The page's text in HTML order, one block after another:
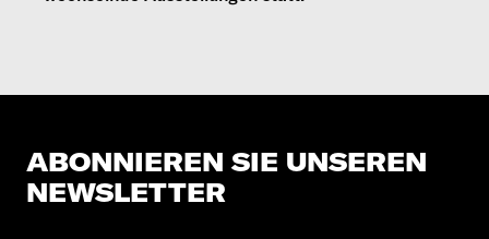
ABONNIEREN SIE UNSEREN
NEWSLETTER